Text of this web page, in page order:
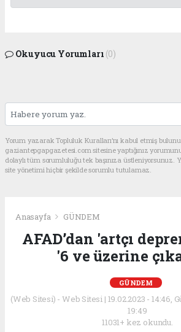
Okuyucu Yorumları (0)
Yorum yazarak Topluluk Kuralları’nı kabul etmiş
gaziantepgapgazetesi.com sitesine yaptığınız
dolaylı tüm sorumluluğu tek başınıza üstleniyorsunuz.
site yönetimi hiçbir şekilde sorumlu tutulamaz.
Anasayfa GÜNDEM
AFAD’dan 'artçı
'6 ve üzerine
GÜNDEM
(Web Sitesi) - Web Sitesi | 19.02.2023 - 14:46,
19:49
11031+ kez okundu.